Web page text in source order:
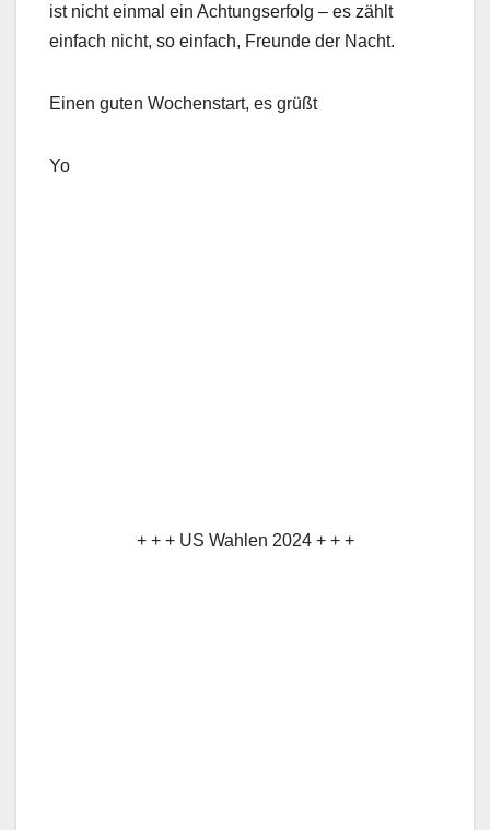
ist nicht einmal ein Achtungserfolg – es zählt
einfach nicht, so einfach, Freunde der Nacht.
Einen guten Wochenstart, es grüßt
Yo
+ + + US Wahlen 2024 + + +